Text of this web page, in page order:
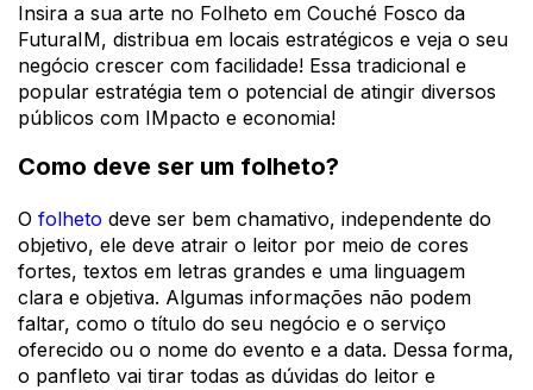
Insira a sua arte no Folheto em Couché Fosco da
FuturaIM, distribua em locais estratégicos e veja o seu
negócio crescer com facilidade! Essa tradicional e
popular estratégia tem o potencial de atingir diversos
públicos com IMpacto e economia!
Como deve ser um folheto?
O folheto deve ser bem chamativo, independente do
objetivo, ele deve atrair o leitor por meio de cores
fortes, textos em letras grandes e uma linguagem
clara e objetiva. Algumas informações não podem
faltar, como o título do seu negócio e o serviço
oferecido ou o nome do evento e a data. Dessa forma,
o panfleto vai tirar todas as dúvidas do leitor e